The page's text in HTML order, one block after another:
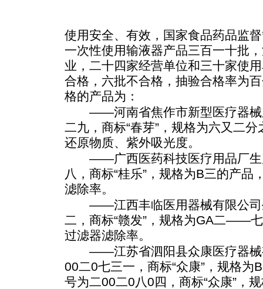
使用安全、有效，国家食品药品监
一次性使用输液器产品三百一十批
业，二十四家经营单位和三十家使
合格，六批不合格，抽验合格率为
格的产品为：
——河南省焦作市新型医疗器械
二九，商标“春芽”，规格为六又二
还原物质、紫外吸光度。
——广西医药科技医疗用品厂生
八，商标“桂乐”，规格为B三的产品
滤除率。
——江西丰临医用器械有限公司
二，商标“赣发”，规格为GA二——
过滤器滤除率。
——江苏省泗阳县众康医疗器械
00二0七三一，商标“众康”，规格为
号为二00二0八0四，商标“众康”，